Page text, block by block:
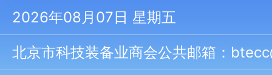
2026年08月07日 星期五
北京市科技装备业商会公共邮箱：